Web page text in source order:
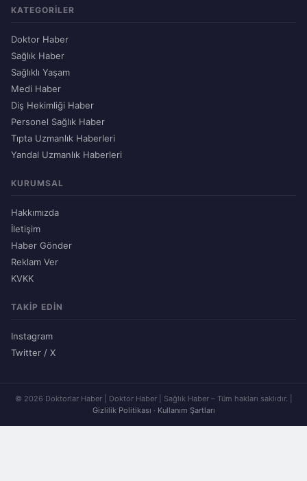
KATEGORILER
Doktor Haber
Sağlık Haber
Sağlıklı Yaşam
Medi Haber
Diş Hekimliği Haber
Personel Sağlık Haber
Tıpta Uzmanlık Haberleri
Yandal Uzmanlık Haberleri
KURUMSAL
Hakkımızda
İletişim
Haber Gönder
Reklam Ver
KVKK
TAKIP EDIN
Instagram
Twitter / X
© 2026 Doktorlar Haber | Doktor Haber | Sağlık Haber – Tüm hakları saklıdır. |
Gizlilik Politikası · Kullanım Şartları